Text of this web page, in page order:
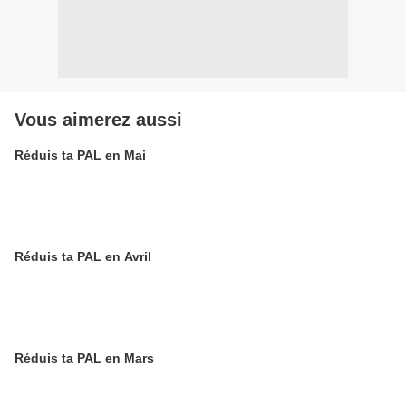
Vous aimerez aussi
Réduis ta PAL en Mai
Réduis ta PAL en Avril
Réduis ta PAL en Mars